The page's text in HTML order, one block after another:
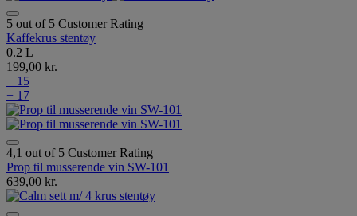
5 out of 5 Customer Rating
Kaffekrus stentøy
0.2 L
199,00 kr.
+ 15
+ 17
4,1 out of 5 Customer Rating
Prop til musserende vin SW-101
639,00 kr.